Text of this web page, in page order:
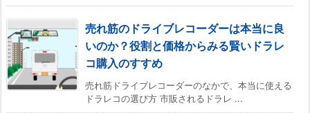
売れ筋のドライブレコーダーは本当に良
いのか？役割と価格からみる賢いドラレ
コ購入のすすめ
売れ筋ドライブレコーダーのなかで、本当に使える
ドラレコの選び方 市販されるドラレ ...